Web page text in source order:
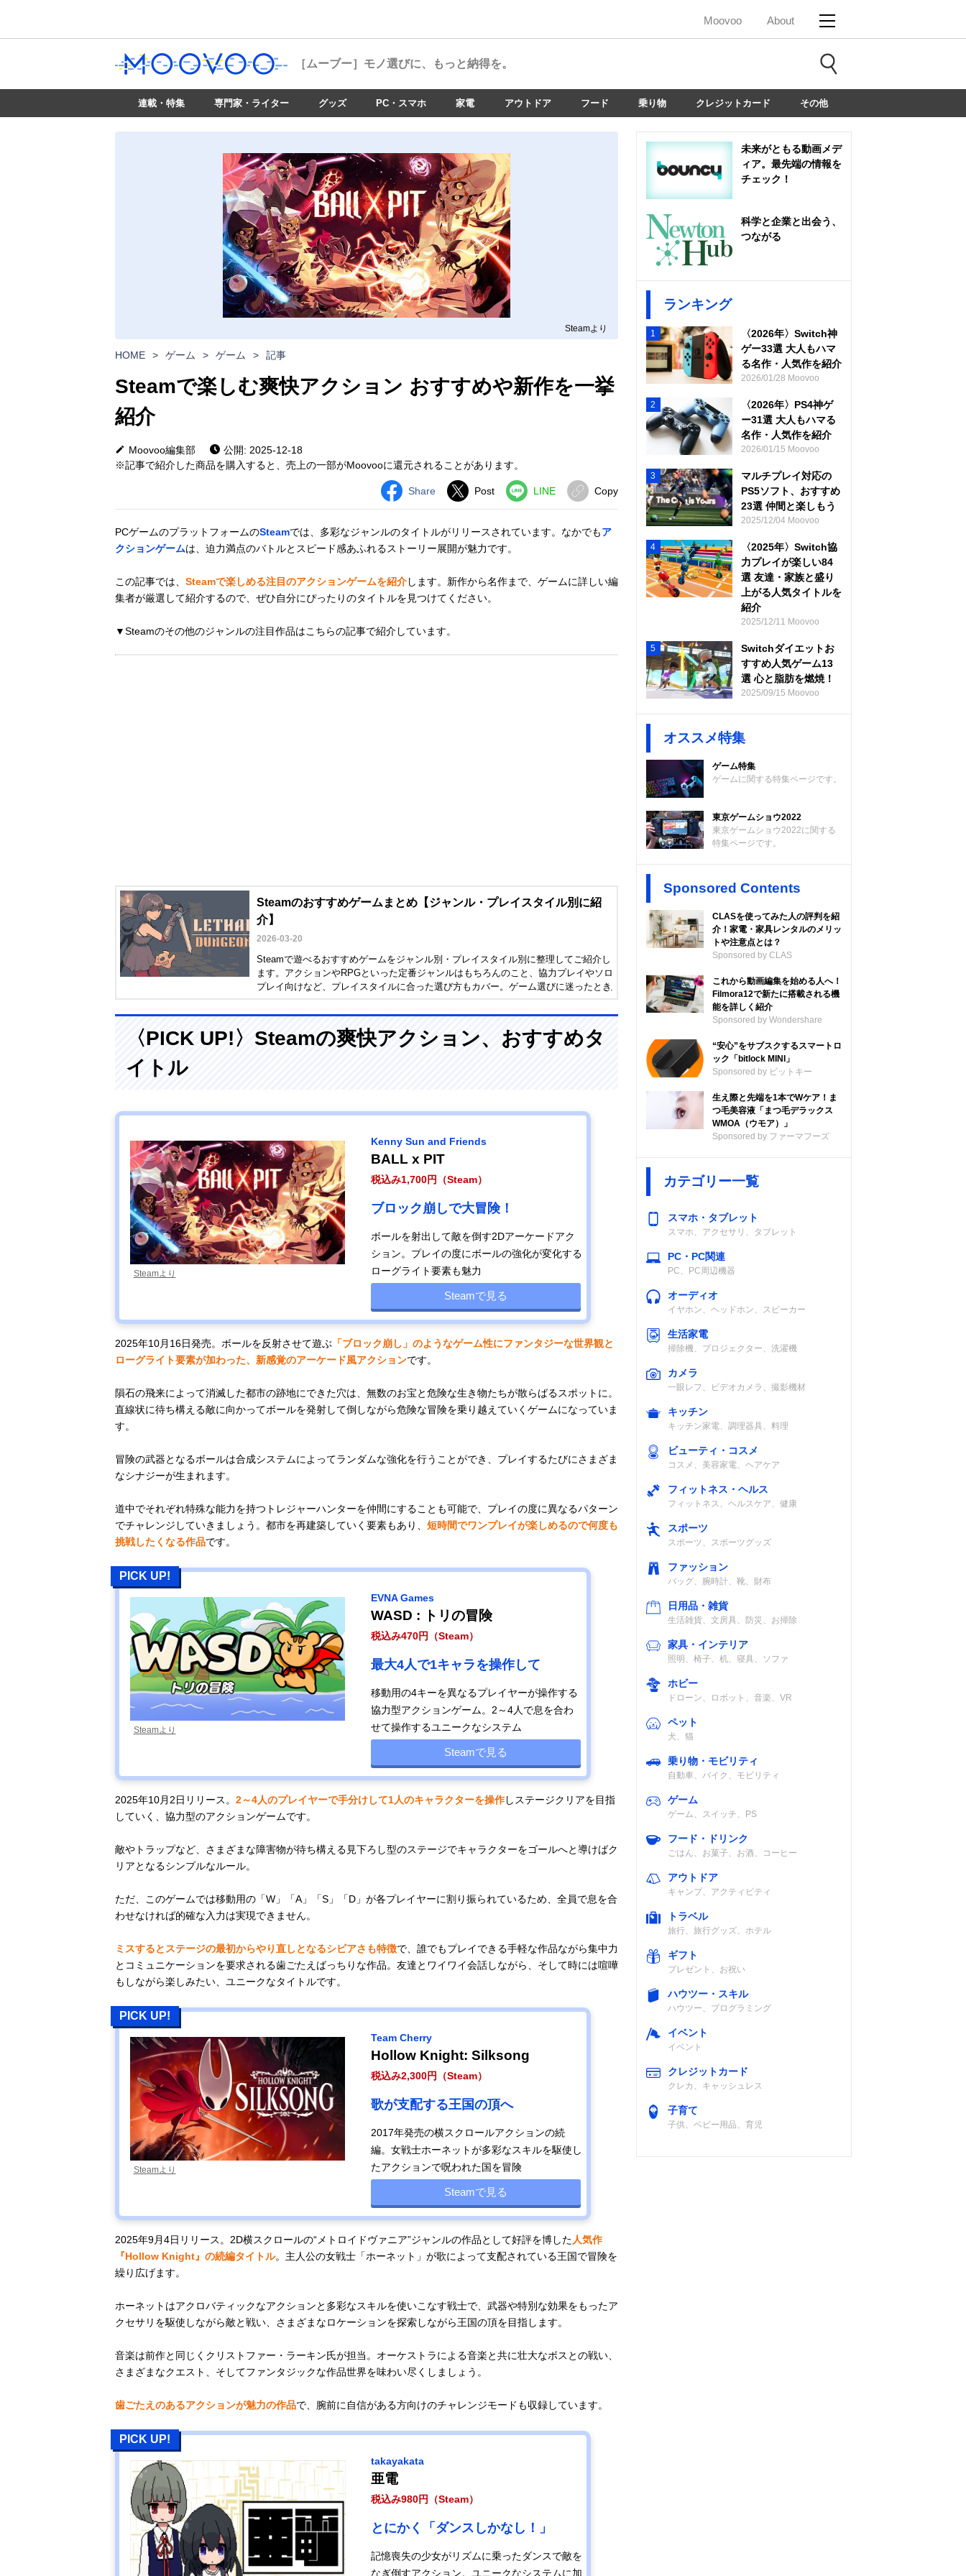
Moovoo About
［ムーブー］ モノ選びに、もっと納得を。
連載・特集 専門家・ライター グッズ PC・スマホ 家電 アウトドア フード 乗り物 クレジットカード その他
Steamより
HOME > ゲーム > ゲーム > 記事
Steamで楽しむ爽快アクション おすすめや新作を一挙
紹介
Moovoo編集部
公開: 2025-12-18
※記事で紹介した商品を購入すると、売上の一部がMoovooに還元されることがあります。
Share Post LINE Copy
PCゲームのプラットフォームのSteamでは、多彩なジャンルのタイトルがリリースされています。なかでもア
クションゲームは、迫力満点のバトルとスピード感あふれるストーリー展開が魅力です。
この記事では、 Steamで楽しめる注目のアクションゲームを紹介します。新作から名作まで、ゲームに詳しい編
集者が厳選して紹介するので、ぜひ自分にぴったりのタイトルを見つけてください。
▼Steamのその他のジャンルの注目作品はこちらの記事で紹介しています。
Steamのおすすめゲームまとめ【ジャンル・プレイスタイル別に紹
介】
2026-03-20
Steamで遊べるおすすめゲームをジャンル別・プレイスタイル別に整理してご紹介し
ます。アクションやRPGといった定番ジャンルはもちろんのこと、協力プレイやソロ
プレイ向けなど、プレイスタイルに合った選び方もカバー。ゲーム選びに迷ったとき
〈PICK UP!〉Steamの爽快アクション、おすすめタ
イトル
Steamより
Kenny Sun and Friends
BALL x PIT
税込み1,700円（Steam）
ブロック崩しで大冒険！
ボールを射出して敵を倒す2Dアーケードアク
ション。プレイの度にボールの強化が変化する
ローグライト要素も魅力
Steamで見る
2025年10月16日発売。ボールを反射させて遊ぶ 「ブロック崩し」のようなゲーム性にファンタジーな世界観と
ローグライト要素が加わった、新感覚のアーケード風アクションです。
隕石の飛来によって消滅した都市の跡地にできた穴は、無数のお宝と危険な生き物たちが散らばるスポットに。
直線状に待ち構える敵に向かってボールを発射して倒しながら危険な冒険を乗り越えていくゲームになっていま
す。
冒険の武器となるボールは合成システムによってランダムな強化を行うことができ、プレイするたびにさまざま
なシナジーが生まれます。
道中でそれぞれ特殊な能力を持つトレジャーハンターを仲間にすることも可能で、プレイの度に異なるパターン
でチャレンジしていきましょう。都市を再建築していく要素もあり、 短時間でワンプレイが楽しめるので何度も
挑戦したくなる作品です。
PICK UP!
Steamより
EVNA Games
WASD : トリの冒険
税込み470円（Steam）
最大4人で1キャラを操作して
移動用の4キーを異なるプレイヤーが操作する
協力型アクションゲーム。2～4人で息を合わ
せて操作するユニークなシステム
Steamで見る
2025年10月2日リリース。 2～4人のプレイヤーで手分けして1人のキャラクターを操作しステージクリアを目指
していく、協力型のアクションゲームです。
敵やトラップなど、さまざまな障害物が待ち構える見下ろし型のステージでキャラクターをゴールへと導けばク
リアとなるシンプルなルール。
ただ、このゲームでは移動用の「W」「A」「S」「D」が各プレイヤーに割り振られているため、全員で息を合
わせなければ的確な入力は実現できません。
ミスするとステージの最初からやり直しとなるシビアさも特徴で、誰でもプレイできる手軽な作品ながら集中力
とコミュニケーションを要求される歯ごたえばっちりな作品。友達とワイワイ会話しながら、そして時には喧嘩
もしながら楽しみたい、ユニークなタイトルです。
PICK UP!
Steamより
Team Cherry
Hollow Knight: Silksong
税込み2,300円（Steam）
歌が支配する王国の頂へ
2017年発売の横スクロールアクションの続
編。女戦士ホーネットが多彩なスキルを駆使し
たアクションで呪われた国を冒険
Steamで見る
2025年9月4日リリース。2D横スクロールの“メトロイドヴァニア”ジャンルの作品として好評を博した 人気作
『Hollow Knight』の続編タイトル。主人公の女戦士「ホーネット」が歌によって支配されている王国で冒険を
繰り広げます。
ホーネットはアクロバティックなアクションと多彩なスキルを使いこなす戦士で、武器や特別な効果をもったア
クセサリを駆使しながら敵と戦い、さまざまなロケーションを探索しながら王国の頂を目指します。
音楽は前作と同じくクリストファー・ラーキン氏が担当。オーケストラによる音楽と共に壮大なボスとの戦い、
さまざまなクエスト、そしてファンタジックな作品世界を味わい尽くしましょう。
歯ごたえのあるアクションが魅力の作品で、腕前に自信がある方向けのチャレンジモードも収録しています。
PICK UP!
takayakata
亜電
税込み980円（Steam）
とにかく「ダンスしかなし！」
記憶喪失の少女がリズムに乗ったダンスで敵を
なぎ倒すアクション。ユニークなシステムに加
未来がともる動画メデ
ィア。最先端の情報を
チェック！
科学と企業と出会う、
つながる
ランキング
1
〈2026年〉Switch神
ゲー33選 大人もハマ
る名作・人気作を紹介
2026/01/28 Moovoo
2
〈2026年〉PS4神ゲ
ー31選 大人もハマる
名作・人気作を紹介
2026/01/15 Moovoo
3
マルチプレイ対応の
PS5ソフト、おすすめ
23選 仲間と楽しもう
2025/12/04 Moovoo
4
〈2025年〉Switch協
力プレイが楽しい84
選 友達・家族と盛り
上がる人気タイトルを
紹介
2025/12/11 Moovoo
5
Switchダイエットお
すすめ人気ゲーム13
選 心と脂肪を燃焼！
2025/09/15 Moovoo
オススメ特集
ゲーム特集
ゲームに関する特集ページです。
東京ゲームショウ2022
東京ゲームショウ2022に関する
特集ページです。
Sponsored Contents
CLASを使ってみた人の評判を紹
介！家電・家具レンタルのメリッ
トや注意点とは？
Sponsored by CLAS
これから動画編集を始める人へ！
Filmora12で新たに搭載される機
能を詳しく紹介
Sponsored by Wondershare
“安心”をサブスクするスマートロ
ック「bitlock MINI」
Sponsored by ビットキー
生え際と先端を1本でWケア！ま
つ毛美容液「まつ毛デラックス
WMOA（ウモア）」
Sponsored by ファーマフーズ
カテゴリー一覧
スマホ・タブレット
スマホ、アクセサリ、タブレット
PC・PC関連
PC、PC周辺機器
オーディオ
イヤホン、ヘッドホン、スピーカー
生活家電
掃除機、プロジェクター、洗濯機
カメラ
一眼レフ、ビデオカメラ、撮影機材
キッチン
キッチン家電、調理器具、料理
ビューティ・コスメ
コスメ、美容家電、ヘアケア
フィットネス・ヘルス
フィットネス、ヘルスケア、健康
スポーツ
スポーツ、スポーツグッズ
ファッション
バッグ、腕時計、靴、財布
日用品・雑貨
生活雑貨、文房具、防災、お掃除
家具・インテリア
照明、椅子、机、寝具、ソファ
ホビー
ドローン、ロボット、音楽、VR
ペット
犬、猫
乗り物・モビリティ
自動車、バイク、モビリティ
ゲーム
ゲーム、スイッチ、PS
フード・ドリンク
ごはん、お菓子、お酒、コーヒー
アウトドア
キャンプ、アクティビティ
トラベル
旅行、旅行グッズ、ホテル
ギフト
プレゼント、お祝い
ハウツー・スキル
ハウツー、プログラミング
イベント
イベント
クレジットカード
クレカ、キャッシュレス
子育て
子供、ベビー用品、育児